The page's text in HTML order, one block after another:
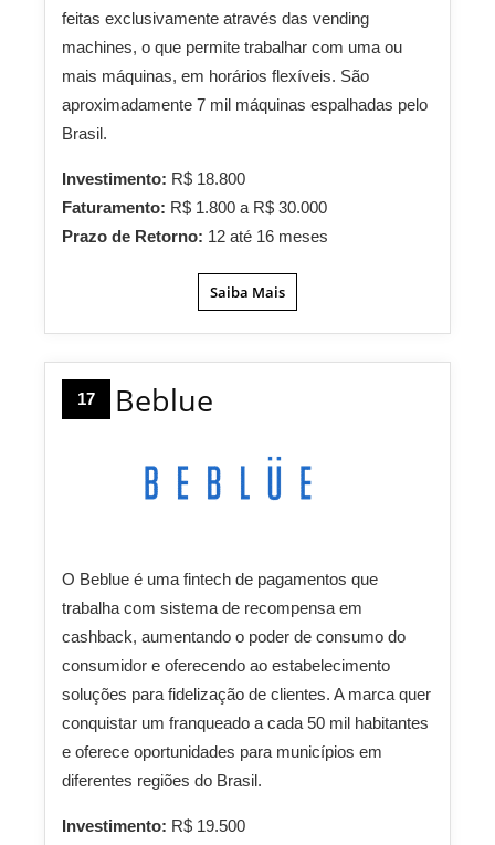
feitas exclusivamente através das vending
machines, o que permite trabalhar com uma ou
mais máquinas, em horários flexíveis. São
aproximadamente 7 mil máquinas espalhadas pelo
Brasil.
Investimento: R$ 18.800
Faturamento: R$ 1.800 a R$ 30.000
Prazo de Retorno: 12 até 16 meses
Saiba Mais
17 Beblue
O Beblue é uma fintech de pagamentos que
trabalha com sistema de recompensa em
cashback, aumentando o poder de consumo do
consumidor e oferecendo ao estabelecimento
soluções para fidelização de clientes. A marca quer
conquistar um franqueado a cada 50 mil habitantes
e oferece oportunidades para municípios em
diferentes regiões do Brasil.
Investimento: R$ 19.500